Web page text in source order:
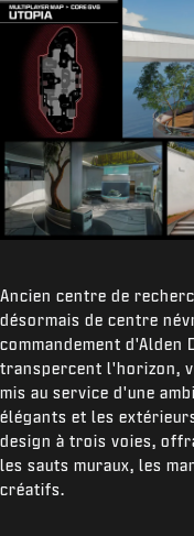
Ancien centre de
désormais de centre
commandement d'Alden
transpercent l'horizon,
mis au service d'une
élégants et les
design à trois voies,
les sauts muraux, les
créatifs.